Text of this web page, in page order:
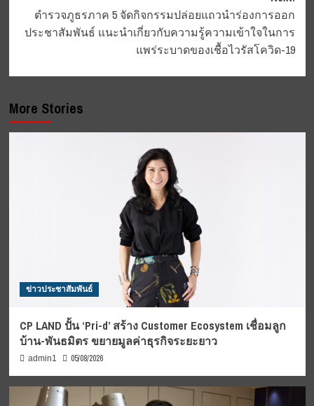
ตำรวจภูธรภาค 5 จัดกิจกรรมปล่อยแถวนำร่องการออก
ประชาสัมพันธ์ แนะนำเกี่ยวกับความรู้ความเข้าใจในการ
แพร่ระบาดของเชื้อไวรัสโควิด-19
More Stories
ข่าวประชาสัมพันธ์
CP LAND ปั้น ‘Pri-d’ สร้าง Customer Ecosystem เชื่อมลูก
บ้าน-พันธมิตร ขยายมูลค่าธุรกิจระยะยาว
admin1 05/08/2026